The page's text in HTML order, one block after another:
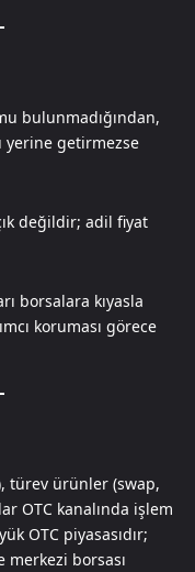
bulunmadığından,
getirmezse
değildir; adil fiyat
borsalara kıyasla
koruması görece
türev ürünler (swap,
OTC kanalında işlem
OTC piyasasıdır;
borsası